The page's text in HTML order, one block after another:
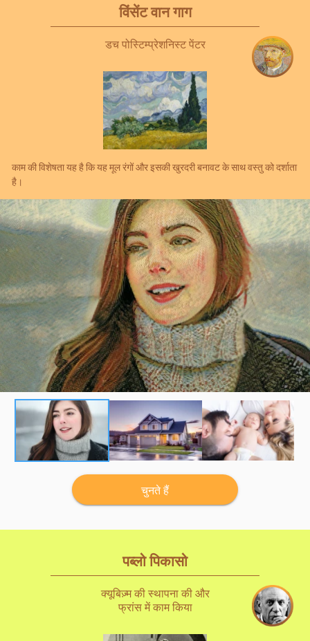
विंसेंट वान गाग
डच पोस्टिम्प्रेशनिस्ट पेंटर
काम की विशेषता यह है कि यह मूल रंगों और इसकी खुरदरी बनावट के साथ वस्तु को दर्शाता
है।
चुनते हैं
पब्लो पिकासो
क्यूबिज़्म की स्थापना की और
फ्रांस में काम किया